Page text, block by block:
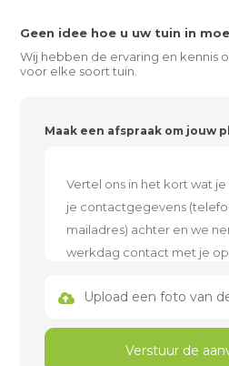
Geen idee hoe u uw tuin in
Wij hebben de ervaring en kennis
voor elke soort tuin.
Maak een afspraak om jouw
Upload een foto van
Verstuur de